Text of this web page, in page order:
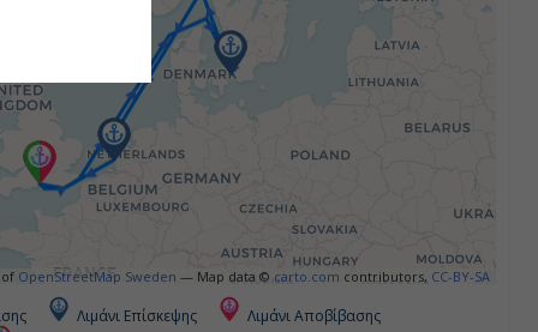
OpenStreetMap Sweden — Map data © carto.com contributors, CC-BY-SA
Λιμάνι Επίσκεψης
Λιμάνι Αποβίβασης